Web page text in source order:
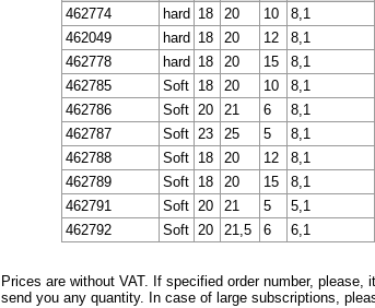
462774
hard 18 20 10 8,1
462049
hard 18 20 12 8,1
462778
hard 18 20 15 8,1
462785
Soft 18 20 10 8,1
462786
Soft 20 21 6 8,1
462787
Soft 23 25 5 8,1
462788
Soft 18 20 12 8,1
462789
Soft 18 20 15 8,1
462791
Soft 20 21 5 5,1
462792
Soft 20 21,5 6 6,1
Prices are without VAT. If specified order number,
send you any quantity. In case of large subscriptions,